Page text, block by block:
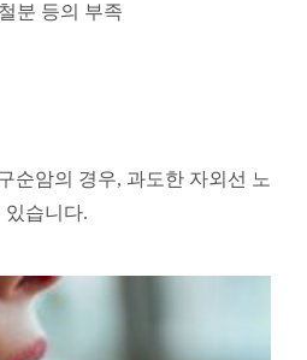
분 등의 부족
순암의 경우, 과도한 자외선 노
있습니다.